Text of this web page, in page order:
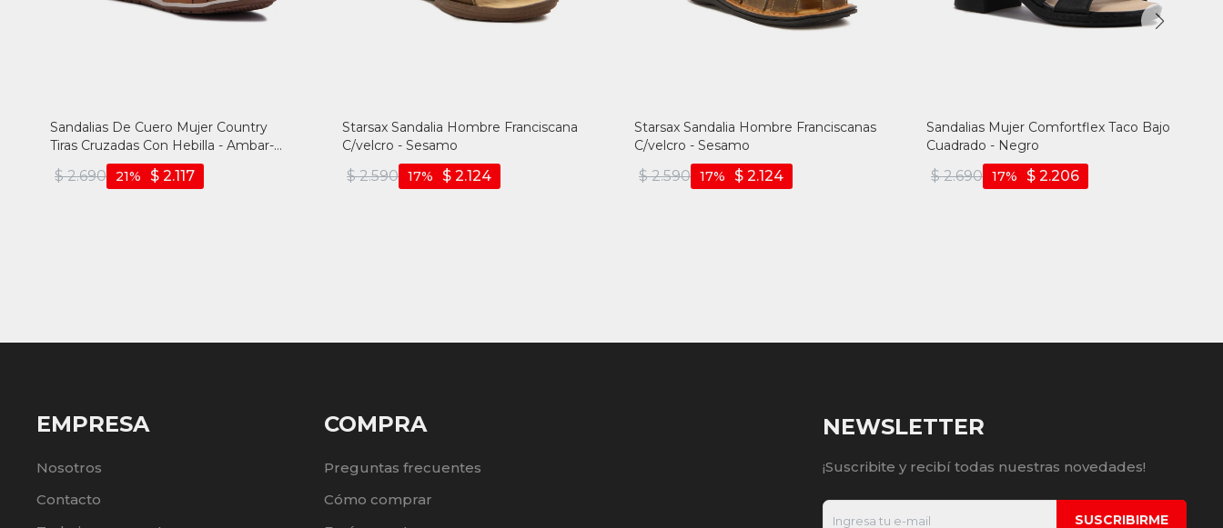
Sandalias De Cuero Mujer Country
Tiras Cruzadas Con Hebilla - Ambar-
$ 2.690 $ 2.117
21
Starsax Sandalia Hombre Franciscana
C/velcro - Sesamo
$ 2.590 $ 2.124
17
Starsax Sandalia Hombre Franciscanas
C/velcro - Sesamo
$ 2.590 $ 2.124
17
Sandalias Mujer Comfortflex Taco Bajo
Cuadrado - Negro
$ 2.690 $ 2.206
17
EMPRESA
Nosotros
Contacto
COMPRA
Preguntas frecuentes
Cómo comprar
NEWSLETTER
¡Suscribite y recibí todas nuestras novedades!
SUSCRIBIRME